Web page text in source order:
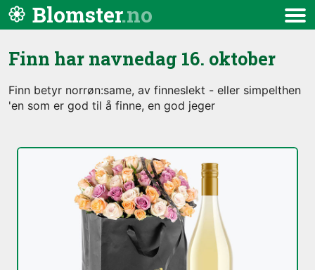
Hopp til innhold
Blomster
Meny
Finn har navnedag 16. oktober
Finn betyr norrøn:same, av finneslekt - eller simpelthen
'en som er god til å finne, en god jeger